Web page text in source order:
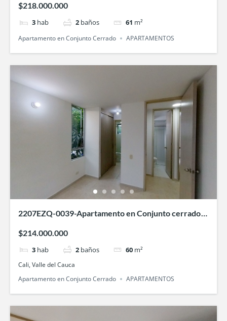
$218.000.000
3 hab 2 baños 61 m²
Apartamento en Conjunto Cerrado APARTAMENTOS
2207EZQ-0039-Apartamento en Conjunto cerrado
$214.000.000
3 hab 2 baños 60 m²
Cali, Valle del Cauca
Apartamento en Conjunto Cerrado
APARTAMENTOS